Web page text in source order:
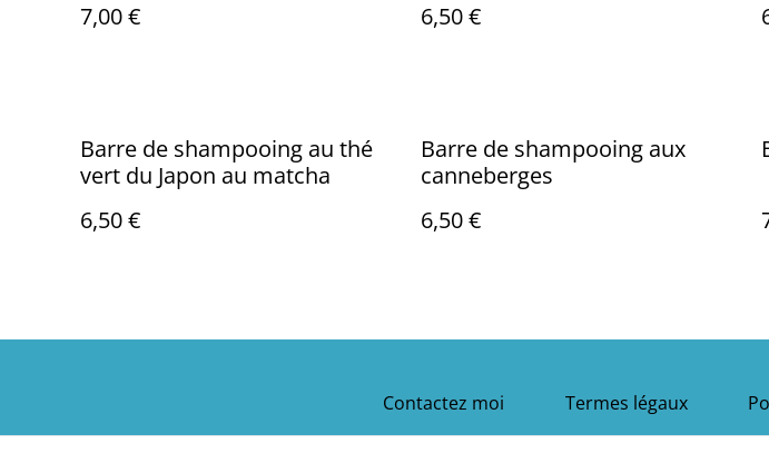
7,00 €
6,50 €
Barre de shampooing au thé
vert du Japon au matcha
6,50 €
Barre de shampooing aux
canneberges
6,50 €
Contactez moi Termes légaux